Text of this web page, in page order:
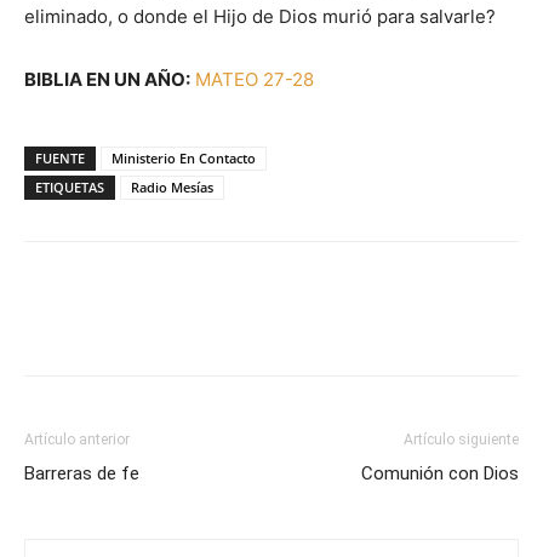
eliminado, o donde el Hijo de Dios murió para salvarle?
BIBLIA EN UN AÑO: MATEO 27-28
FUENTE
Ministerio En Contacto
ETIQUETAS
Radio Mesías
Artículo anterior
Barreras de fe
Artículo siguiente
Comunión con Dios